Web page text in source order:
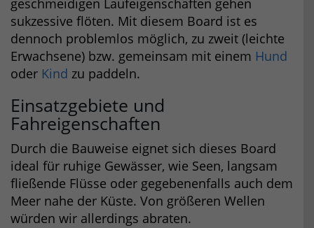
geschmeidigen Laufeigenschaften gehen
sukzessive flöten. Mit diesem Board ist es
dennoch problemlos möglich, zu zweit (leichte
Erwachsene) bzw. gemeinsam mit einem Hund
oder Kind zu paddeln.
Einsatzgebiete und
Fahreigenschaften
Durch die Bauweise eignet sich dieses Board
ideal für ruhige Gewässer, wie Seen, langsam
fließende Flüsse oder gegebenenfalls auch dem
Meer nahe der Küste. Von größeren Wellen
würden wir allerdings abraten.